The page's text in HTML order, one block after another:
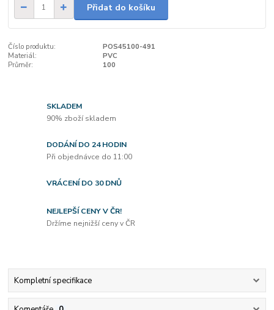
Přidat do košíku
Číslo produktu:
POS45100-491
Materiál:
PVC
Průměr:
100
SKLADEM
90% zboží skladem
DODÁNÍ DO 24 HODIN
Při objednávce do 11:00
VRÁCENÍ DO 30 DNŮ
NEJLEPŠÍ CENY V ČR!
Držíme nejnižší ceny v ČR
Kompletní specifikace